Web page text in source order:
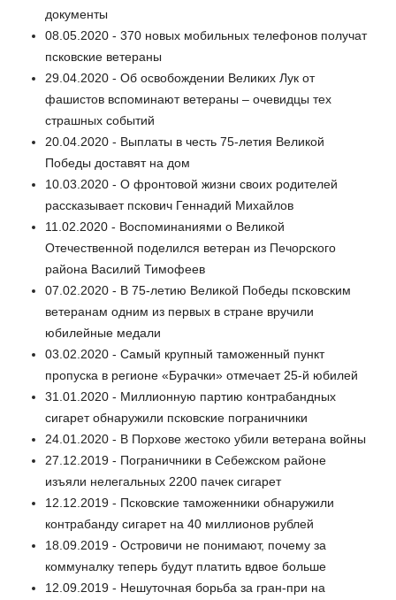
документы
08.05.2020 - 370 новых мобильных телефонов получат
псковские ветераны
29.04.2020 - Об освобождении Великих Лук от
фашистов вспоминают ветераны – очевидцы тех
страшных событий
20.04.2020 - Выплаты в честь 75-летия Великой
Победы доставят на дом
10.03.2020 - О фронтовой жизни своих родителей
рассказывает пскович Геннадий Михайлов
11.02.2020 - Воспоминаниями о Великой
Отечественной поделился ветеран из Печорского
района Василий Тимофеев
07.02.2020 - В 75-летию Великой Победы псковским
ветеранам одним из первых в стране вручили
юбилейные медали
03.02.2020 - Самый крупный таможенный пункт
пропуска в регионе «Бурачки» отмечает 25-й юбилей
31.01.2020 - Миллионную партию контрабандных
сигарет обнаружили псковские пограничники
24.01.2020 - В Порхове жестоко убили ветерана войны
27.12.2019 - Пограничники в Себежском районе
изъяли нелегальных 2200 пачек сигарет
12.12.2019 - Псковские таможенники обнаружили
контрабанду сигарет на 40 миллионов рублей
18.09.2019 - Островичи не понимают, почему за
коммуналку теперь будут платить вдвое больше
12.09.2019 - Нешуточная борьба за гран-при на